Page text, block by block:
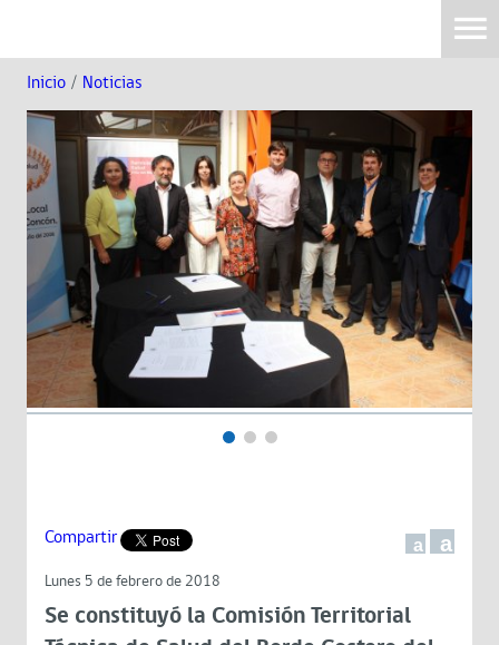
Inicio / Noticias
Compartir a a
Lunes 5 de febrero de 2018
Se constituyó la Comisión Territorial